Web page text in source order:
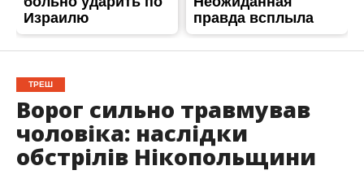
ТРЕШ
Ворог сильно травмував
чоловіка: наслідки
обстрілів Нікопольщини